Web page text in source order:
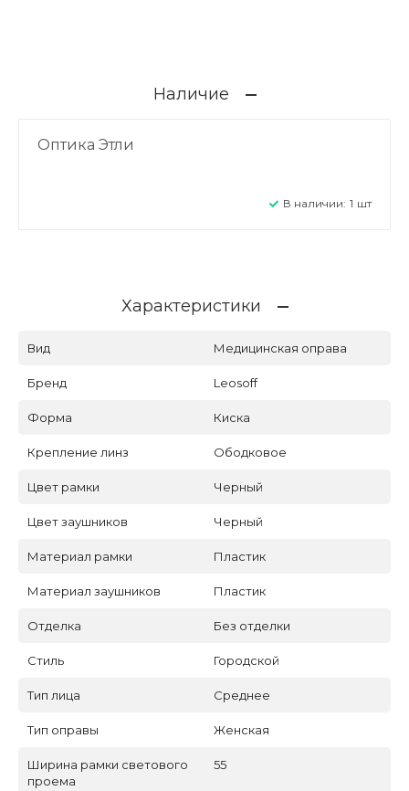
Наличие
Оптика Этли
В наличии: 1 шт
Характеристики
Вид Медицинская оправа
Бренд Leosoff
Форма Киска
Крепление линз Ободковое
Цвет рамки Черный
Цвет заушников Черный
Материал рамки Пластик
Материал заушников Пластик
Отделка Без отделки
Стиль Городской
Тип лица Среднее
Тип оправы Женская
Ширина рамки светового
проема
55